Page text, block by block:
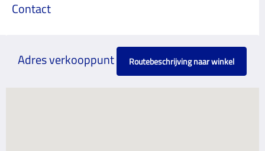
Contact
Adres verkooppunt Routebeschrijving naar winkel